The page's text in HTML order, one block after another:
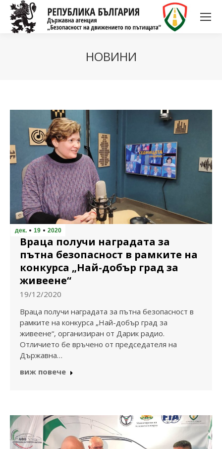
НОВИНИ
дек. 19 2020
Враца получи наградата за
пътна безопасност в рамките на
конкурса „Най-добър град за
живеене“
19/12/2020
Враца получи наградата за пътна безопасност в
рамките на конкурса „Най-добър град за
живеене“, организиран от Дарик радио.
Отличието бе връчено от председателя на
Държавна…
виж повече